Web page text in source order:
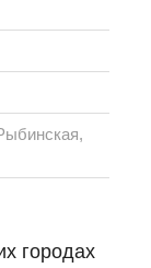
городах